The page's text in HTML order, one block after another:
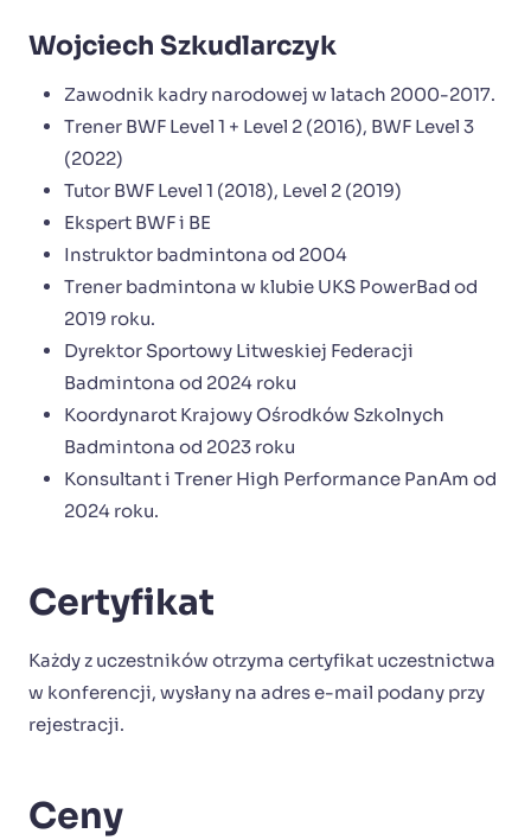
Wojciech Szkudlarczyk
Zawodnik kadry narodowej w latach 2000-2017.
Trener BWF Level 1 + Level 2 (2016), BWF Level 3
(2022)
Tutor BWF Level 1 (2018), Level 2 (2019)
Ekspert BWF i BE
Instruktor badmintona od 2004
Trener badmintona w klubie UKS PowerBad od
2019 roku.
Dyrektor Sportowy Litweskiej Federacji
Badmintona od 2024 roku
Koordynarot Krajowy Ośrodków Szkolnych
Badmintona od 2023 roku
Konsultant i Trener High Performance PanAm od
2024 roku.
Certyfikat
Każdy z uczestników otrzyma certyfikat uczestnictwa
w konferencji, wysłany na adres e-mail podany przy
rejestracji.
Ceny